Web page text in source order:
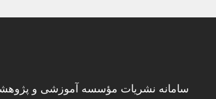
سامانه نشریات مؤسسه آموزشی و